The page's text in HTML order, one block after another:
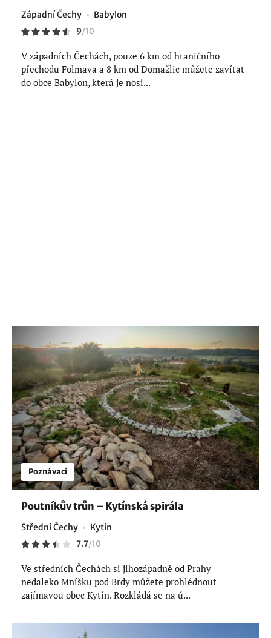
Západní Čechy Babylon
9/10
V západních Čechách, pouze 6 km od hraničního
přechodu Folmava a 8 km od Domažlic můžete zavítat
do obce Babylon, která je nosi...
Poznávací
Poutníkův trůn – Kytínská spirála
Střední Čechy Kytín
7.7/10
Ve středních Čechách si jihozápadně od Prahy
nedaleko Mníšku pod Brdy můžete prohlédnout
zajímavou obec Kytín. Rozkládá se na ú...